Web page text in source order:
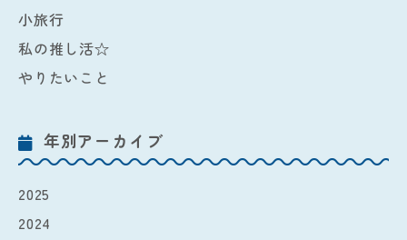
小旅行
私の推し活☆
やりたいこと
年別アーカイブ
2025
2024